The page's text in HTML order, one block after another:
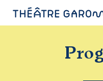
PROGRAMME
INFOS